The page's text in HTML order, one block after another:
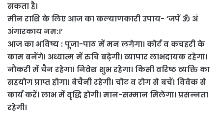
सकता है।
मीन राशि के लिए आज का कल्याणकारी उपाय- ‘जपें ॐ अं
अंगारकाय नम:।’
आज का भविष्य : पूजा-पाठ में मन लगेगा। कोर्ट व कचहरी के
काम बनेंगे। अध्यात्म में रुचि बढ़ेगी। व्यापार लाभदायक रहेगा।
नौकरी में चैन रहेगा। निवेश शुभ रहेगा। किसी वरिष्ठ व्यक्ति का
सहयोग प्राप्त होगा। बेचैनी रहेगी। चोट व रोग से बचें। विवेक से
कार्य करें। लाभ में वृद्धि होगी। मान-सम्मान मिलेगा। प्रसन्नता
रहेगी।